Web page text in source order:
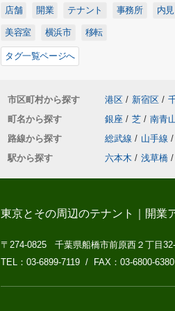
店舗 開業 テナント 事務所 内見
美容室 横浜市 移転
タグ一覧ページへ
市区町村から探す 港区 / 新宿区 /
町名から探す
銀座 / 芝 / 南青
路線から探す
総武線 / 山手線 /
駅から探す
六本木 / 浅草橋 /
東京とその周辺のテナント｜開業
〒274-0825 千葉県船橋市前原西２丁目
TEL：03-6899-7119 / FAX：03-6800-6380